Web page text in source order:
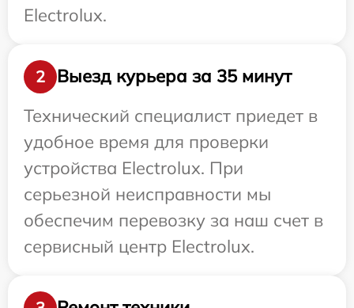
Electrolux.
2
Выезд курьера за 35 минут
Технический специалист приедет в
удобное время для проверки
устройства Electrolux. При
серьезной неисправности мы
обеспечим перевозку за наш счет в
сервисный центр Electrolux.